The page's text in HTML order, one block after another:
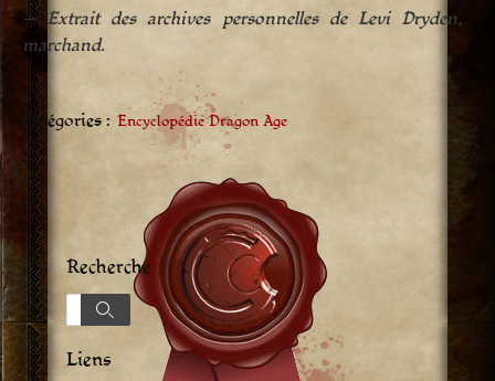
— Extrait des archives personnelles de Levi Dryden,
marchand.
Catégories : Encyclopédie Dragon Age
Recherche
Recherche
Recherche
Liens